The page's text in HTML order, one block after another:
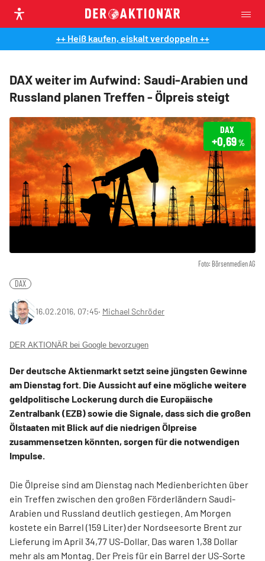
++ Heiß kaufen, eiskalt verdoppeln ++
DAX weiter im Aufwind: Saudi-Arabien und
Russland planen Treffen - Ölpreis steigt
Foto: Börsenmedien AG
DAX
+0,69%
DAX
16.02.2016, 07:45‧ Michael Schröder
DER AKTIONÄR bei Google bevorzugen
Der deutsche Aktienmarkt setzt seine jüngsten Gewinne
am Dienstag fort. Die Aussicht auf eine mögliche weitere
geldpolitische Lockerung durch die Europäische
Zentralbank (EZB) sowie die Signale, dass sich die großen
Ölstaaten mit Blick auf die niedrigen Ölpreise
zusammensetzen könnten, sorgen für die notwendigen
Impulse.
Die Ölpreise sind am Dienstag nach Medienberichten über
ein Treffen zwischen den großen Förderländern Saudi-
Arabien und Russland deutlich gestiegen. Am Morgen
kostete ein Barrel (159 Liter) der Nordseesorte Brent zur
Lieferung im April 34,77 US-Dollar. Das waren 1,38 Dollar
mehr als am Montag. Der Preis für ein Barrel der US-Sorte